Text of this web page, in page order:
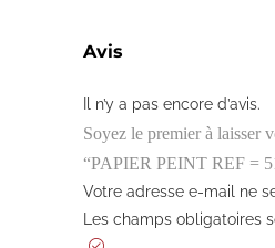
Avis
Il n’y a pas encore d’avis.
Soyez le premier à laisser
“PAPIER PEINT REF =
Votre adresse e-mail ne
Les champs obligatoires